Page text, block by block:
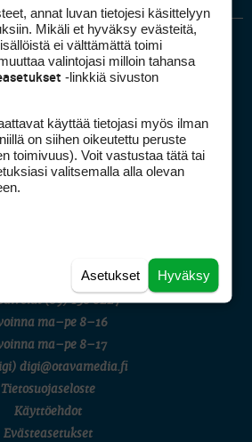
Championship
Championship
Amateur Stroke Play Championship
Golf)
Golfpiste mediakortti
Mediahinnasto
verkon kävijöistä
Asiakaspalvelu
(09) 156 6227
ma–pe 8–16
ma–pe 8–17
digi@otavamedia.fi
Tietosuojaseloste
Käyttöehdot
Evästeasetukset
annat luvan tietojesi käsittelyyn
Mikäli et hyväksy evästeitä,
ei välttämättä toimi
valintojasi milloin tahansa
-linkkiä sivuston
käyttää tietojasi myös ilman
on siihen oikeutettu peruste
toimivuus). Voit vastustaa tätä tai
valitsemalla alla olevan
Hyväksy
Asetukset